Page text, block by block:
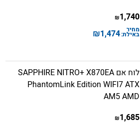
1,740
₪
מחיר
באילת:1,474
₪
לוח אם SAPPHIRE NITRO+ X870EA
PhantomLink Edition WIFI7 ATX
AM5 AMD
1,685
₪